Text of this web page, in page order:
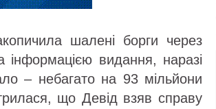
шалені борги через
видання, наразі
– небагато на 93 мільйони
що Девід взяв справу